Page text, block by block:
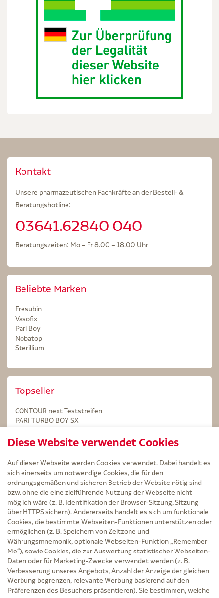
Kontakt
Unsere pharmazeutischen Fachkräfte an der Bestell- &
Beratungshotline:
03641.62840 040
Beratungszeiten: Mo – Fr 8.00 – 18.00 Uhr
Beliebte Marken
Fresubin
Vasofix
Pari Boy
Nobatop
Sterillium
Topseller
CONTOUR next Teststreifen
PARI TURBO BOY SX
Kintex Kinesiologie Tape blau
Service
Versand und Lieferzeit
Kontakt
FAQ
AGB
Cookie-Einstellungen
Datenschutz
Erklärung zur Barrierefreiheit
Widerruf
Impressum
Diese Website verwendet Cookies
Auf dieser Webseite werden Cookies verwendet. Dabei handelt es
sich einerseits um notwendige Cookies, die für den
ordnungsgemäßen und sicheren Betrieb der Website nötig sind
bzw. ohne die eine zielführende Nutzung der Webseite nicht
möglich wäre (z. B. Identifikation der Browser-Sitzung, Sitzung
über HTTPS sichern). Andererseits handelt es sich um funktionale
Cookies, die bestimmte Webseiten-Funktionen unterstützen oder
ermöglichen (z. B. Speichern von Zeitzone und
Währungsmnemonik, optionale Webseiten-Funktion „Remember
Me“), sowie Cookies, die zur Auswertung statistischer Webseiten-
Daten oder für Marketing-Zwecke verwendet werden (z. B.
Verbesserung unseres Angebots, Anzahl der Anzeige der gleichen
Werbung begrenzen, relevante Werbung basierend auf den
Präferenzen des Besuchers präsentieren). Sie bestimmen, welche